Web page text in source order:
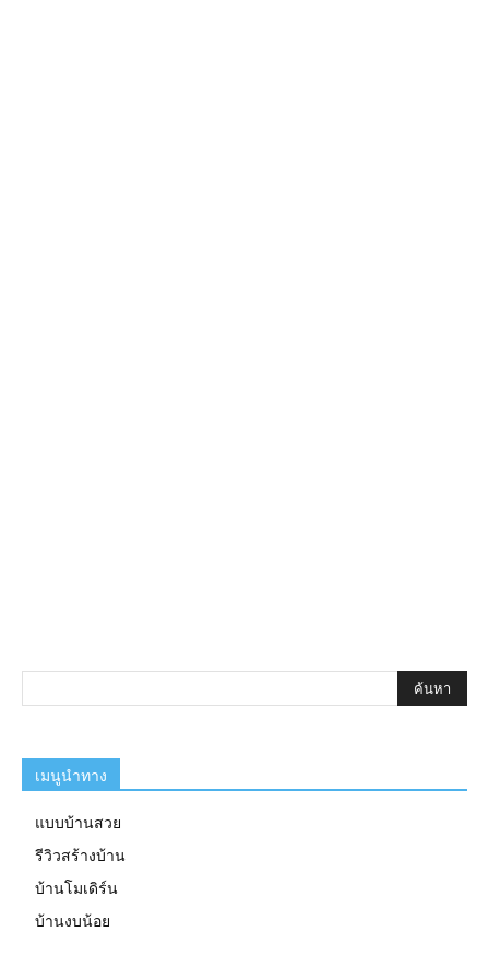
เมนูนำทาง
แบบบ้านสวย
รีวิวสร้างบ้าน
บ้านโมเดิร์น
บ้านงบน้อย